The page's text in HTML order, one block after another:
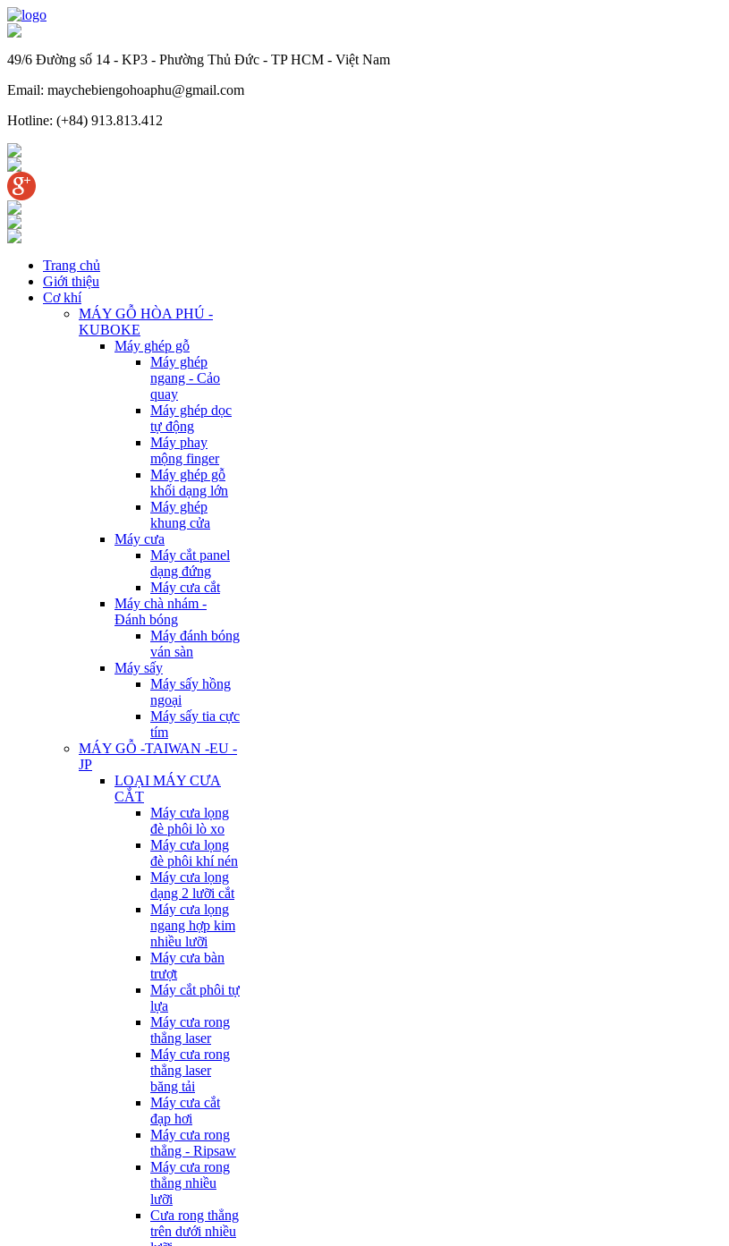
49/6 Đường số 14 - KP3 - Phường Thủ Đức - TP HCM - Việt Nam
Email: maychebiengohoaphu@gmail.com
Hotline: (+84) 913.813.412
Trang chủ
Giới thiệu
Cơ khí
MÁY GỖ HÒA PHÚ -
KUBOKE
Máy ghép gỗ
Máy ghép
ngang - Cảo
quay
Máy ghép dọc
tự động
Máy phay
mộng finger
Máy ghép gỗ
khối dạng lớn
Máy ghép
khung cửa
Máy cưa
Máy cắt panel
dạng đứng
Máy cưa cắt
Máy chà nhám -
Đánh bóng
Máy đánh bóng
ván sàn
Máy sấy
Máy sấy hồng
ngoại
Máy sấy tia cực
tím
MÁY GỖ -TAIWAN -EU -
JP
LOẠI MÁY CƯA
CẮT
Máy cưa lọng
đè phôi lò xo
Máy cưa lọng
đè phôi khí nén
Máy cưa lọng
dạng 2 lưỡi cắt
Máy cưa lọng
ngang hợp kim
nhiều lưỡi
Máy cưa bàn
trượt
Máy cắt phôi tự
lựa
Máy cưa rong
thẳng laser
Máy cưa rong
thẳng laser
băng tải
Máy cưa cắt
đạp hơi
Máy cưa rong
thẳng - Ripsaw
Máy cưa rong
thẳng nhiều
lưỡi
Cưa rong thẳng
trên dưới nhiều